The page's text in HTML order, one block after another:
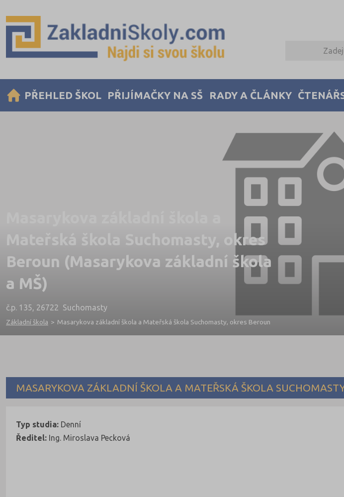
PŘEHLED ŠKOL PŘIJÍMAČKY NA SŠ RADY A ČLÁNKY
Mateřská škola Suchomasty, okres
Beroun (Masarykova základní škola
a MŠ)
č.p. 135, 26722 Suchomasty
Základní škola > Masarykova základní škola a Mateřská škola Suchomasty, okres Beroun
MASARYKOVA ZÁKLADNÍ ŠKOLA A MATEŘSKÁ ŠKOLA
Typ studia: Denní
Ředitel: Ing. Miroslava Pecková